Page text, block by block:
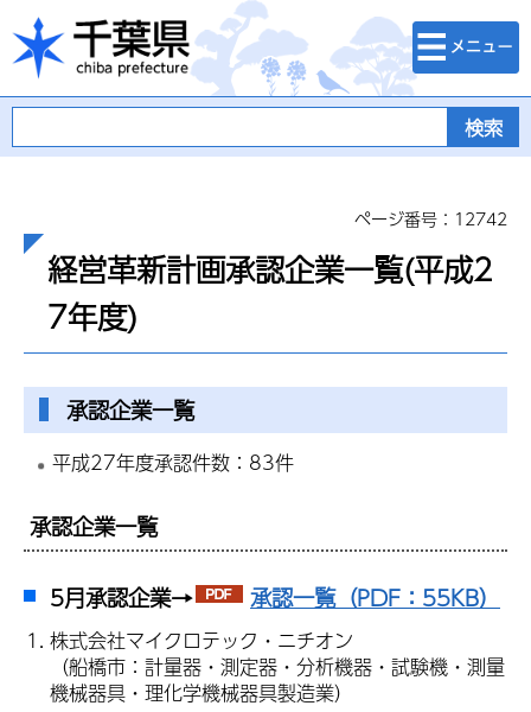
千葉県
検索・メニュ
ー
ページ番号：12742
経営革新計画承認企業一覧(平成2
7年度)
承認企業一覧
平成27年度承認件数：83件
承認企業一覧
5月承認企業→ 承認一覧（PDF：55KB）
株式会社マイクロテック・ニチオン
（船橋市：計量器・測定器・分析機器・試験機・測量
機械器具・理化学機械器具製造業）